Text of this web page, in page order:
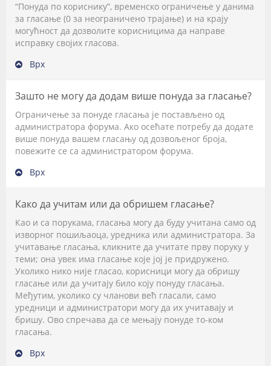
“Понуда по кориснику”, временско ограничење у данима
за гласање (0 за неограничено трајање) и на крају
могућност да дозволите корисницима да направе
исправку својих гласова.
Врх
Зашто не могу да додам више понуда за гласање?
Ограничење за понуде гласања је постављено од
администратора форума. Ако осећате потребу да додате
више понуда вашем гласању од дозвољеног броја,
повежите се са администратором форума.
Врх
Како да учитам или да обришем гласање?
Као и са порукама, гласања могу да буду учитана само од
изворног пошиљаоца, уредника или администратора. За
учитавање гласања, кликните да учитате прву поруку у
теми; она увек има гласање које јој је придружено.
Уколико нико није гласао, корисници могу да обришу
гласање или да учитају било коју понуду гласања.
Међутим, уколико су чланови већ гласали, само
уредници и администратори могу да их учитавају и
бришу. Ово спречава да се мењају понуде то-ком
гласања.
Врх